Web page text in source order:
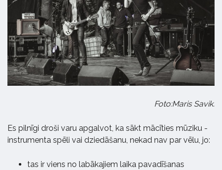
Foto:Maris Savik.
Es pilnīgi droši varu apgalvot, ka sākt mācīties mūziku -
instrumenta spēli vai dziedāšanu, nekad nav par vēlu, jo:
tas ir viens no labākajiem laika pavadīšanas